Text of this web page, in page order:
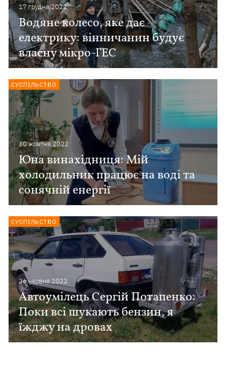
17 грудня 2022
Водяне колесо, яке дає
електрику: вінничанин будує
власну мікро-ГЕС
30 жовтня 2022
Юна винахідниця: Мій
холодильник працює на воді та
сонячній енергії
СУСПІЛЬСТВО
26 червня 2022
Автоумілець Сергій Потапенко:
Поки всі шукають бензин, я
їжджу на дровах
СУСПІЛЬСТВО